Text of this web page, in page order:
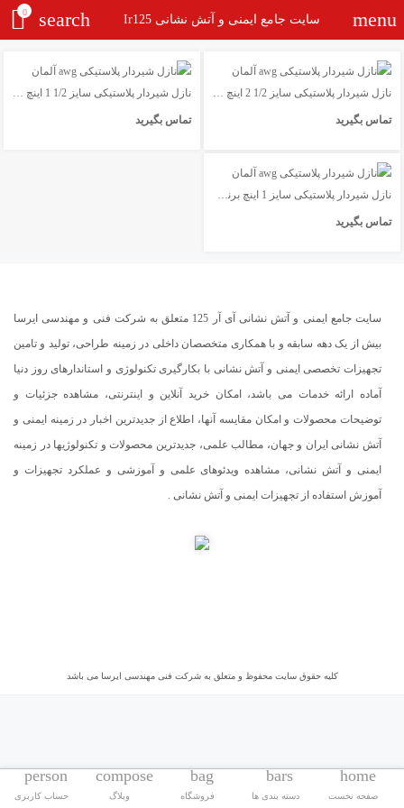
menu سایت جامع ایمنی و آتش نشانی Ir125 search
0
home
صفحه نخست
bars
دسته بندی ها
bag
فروشگاه
compose
وبلاگ
person
حساب کاربری
نازل شیردار پلاستیکی سایز 1/2 2 اینچ برند awg
تماس بگیرید
نازل شیردار پلاستیکی سایز 1/2 1 اینچ برند awg
تماس بگیرید
نازل شیردار پلاستیکی سایز 1 اینچ برند awg
تماس بگیرید
سایت جامع ایمنی و آتش نشانی آی آر 125 متعلق به شرکت فنی و مهندسی ایرسا
بیش از یک دهه سابقه و با همکاری متخصصان داخلی در زمینه طراحی، تولید و تامین
تجهیزات تخصصی ایمنی و آتش نشانی با بکارگیری تکنولوژی و استاندارهای روز دنیا
آماده ارائه خدمات می باشد، امکان خرید آنلاین و اینترنتی، مشاهده جزئیات و
توضیحات محصولات و امکان مقایسه آنها، اطلاع از جدیدترین اخبار در زمینه ایمنی و
آتش نشانی ایران و جهان، مطالب علمی، جدیدترین محصولات و تکنولوژیها در زمینه
ایمنی و آتش نشانی، مشاهده ویدئوهای علمی و آموزشی و عملکرد تجهیزات و
آموزش استفاده از تجهیزات ایمنی و آتش نشانی .
کلیه حقوق سایت محفوظ و متعلق به شرکت فنی مهندسی ایرسا می باشد